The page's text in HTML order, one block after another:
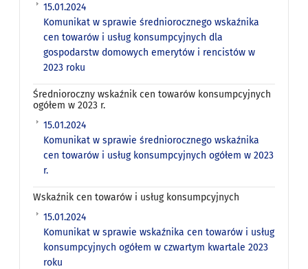
15.01.2024
Komunikat w sprawie średniorocznego wskaźnika
cen towarów i usług konsumpcyjnych dla
gospodarstw domowych emerytów i rencistów w
2023 roku
Średnioroczny wskaźnik cen towarów konsumpcyjnych
ogółem w 2023 r.
15.01.2024
Komunikat w sprawie średniorocznego wskaźnika
cen towarów i usług konsumpcyjnych ogółem w 2023
r.
Wskaźnik cen towarów i usług konsumpcyjnych
15.01.2024
Komunikat w sprawie wskaźnika cen towarów i usług
konsumpcyjnych ogółem w czwartym kwartale 2023
roku